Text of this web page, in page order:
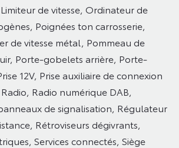
Limiteur de vitesse, Ordinateur de
Poignées ton carrosserie,
de vitesse métal, Pommeau de
Porte-gobelets arrière, Porte-
12V, Prise auxiliaire de connexion
Radio, Radio numérique DAB,
de signalisation, Régulateur
Rétroviseurs dégivrants,
Services connectés, Siège